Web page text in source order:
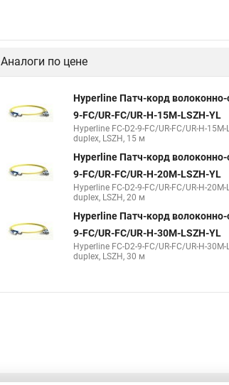
Аналоги по цене
Hyperline Патч-корд волоконно-
9-FC/UR-FC/UR-H-15M-LSZH-YL
Hyperline FC-D2-9-FC/UR-FC/UR-H-
duplex, LSZH, 15 м
Hyperline Патч-корд волоконно-
9-FC/UR-FC/UR-H-20M-LSZH-YL
Hyperline FC-D2-9-FC/UR-FC/UR-H-
duplex, LSZH, 20 м
Hyperline Патч-корд волоконно-
9-FC/UR-FC/UR-H-30M-LSZH-YL
Hyperline FC-D2-9-FC/UR-FC/UR-H-
duplex, LSZH, 30 м